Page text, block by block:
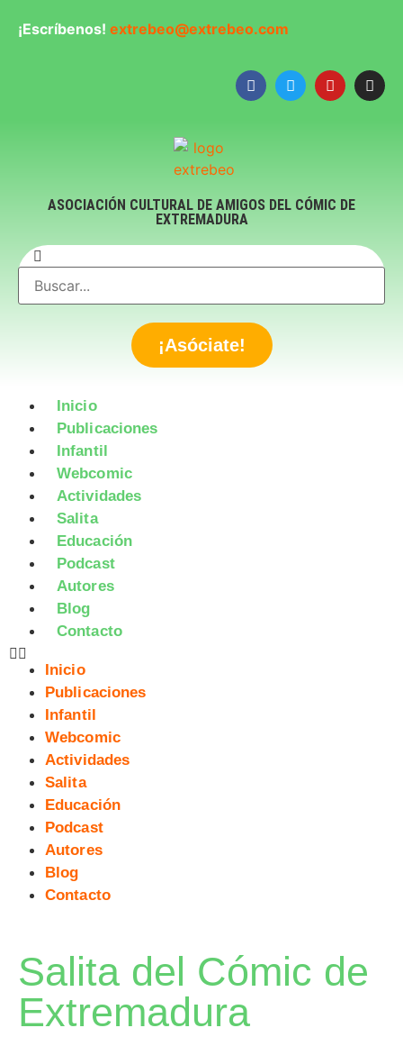
¡Escríbenos! extrebeo@extrebeo.com
ASOCIACIÓN CULTURAL DE AMIGOS DEL CÓMIC DE
EXTREMADURA
¡Asóciate!
Inicio
Publicaciones
Infantil
Webcomic
Actividades
Salita
Educación
Podcast
Autores
Blog
Contacto
Inicio
Publicaciones
Infantil
Webcomic
Actividades
Salita
Educación
Podcast
Autores
Blog
Contacto
Salita del Cómic de
Extremadura